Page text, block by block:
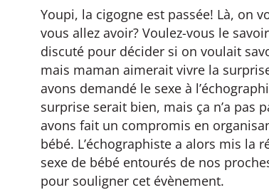
Youpi, la cigogne est passée! Là, on
vous allez avoir? Voulez-vous le
discuté pour décider si on voulait
mais maman aimerait vivre la
avons demandé le sexe à
surprise serait bien, mais ça n’a pas
avons fait un compromis en
bébé. L’échographiste a alors mis la
sexe de bébé entourés de nos
pour souligner cet évènement.